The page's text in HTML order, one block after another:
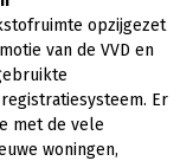
opzijgezet
van de VVD en
Er
met de vele
woningen,